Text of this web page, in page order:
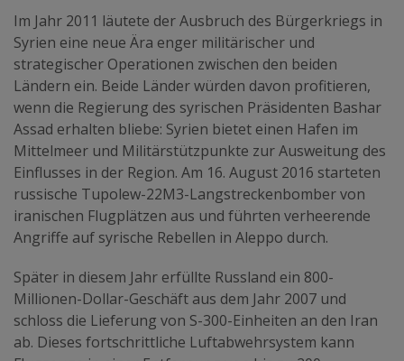
Im Jahr 2011 läutete der Ausbruch des Bürgerkriegs in
Syrien eine neue Ära enger militärischer und
strategischer Operationen zwischen den beiden
Ländern ein. Beide Länder würden davon profitieren,
wenn die Regierung des syrischen Präsidenten Bashar
Assad erhalten bliebe: Syrien bietet einen Hafen im
Mittelmeer und Militärstützpunkte zur Ausweitung des
Einflusses in der Region. Am 16. August 2016 starteten
russische Tupolew-22M3-Langstreckenbomber von
iranischen Flugplätzen aus und führten verheerende
Angriffe auf syrische Rebellen in Aleppo durch.
Später in diesem Jahr erfüllte Russland ein 800-
Millionen-Dollar-Geschäft aus dem Jahr 2007 und
schloss die Lieferung von S-300-Einheiten an den Iran
ab. Dieses fortschrittliche Luftabwehrsystem kann